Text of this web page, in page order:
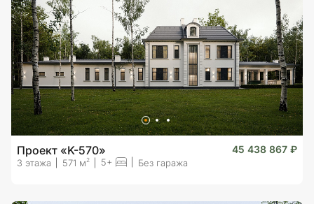
Проект «K-570» 45 438 867 ₽
3 этажа 571 м2 5+ Без гаража